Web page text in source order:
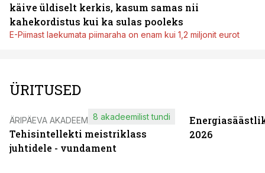
käive üldiselt kerkis, kasum samas nii
kahekordistus kui ka sulas pooleks
E-Piimast laekumata piimaraha on enam kui 1,2 miljonit eurot
ÜRITUSED
ÄRIPÄEVA AKADEEMIA
Tehisintellekti meistriklass
juhtidele - vundament
8 akadeemilist tundi
2026